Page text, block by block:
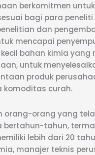
berkomitmen
bagi para
dan
mencapai
bahan kimia yang
untuk
produk
komoditas curah.
orang-orang yang
bertahun-tahun,
lebih dari 20
manajer teknis